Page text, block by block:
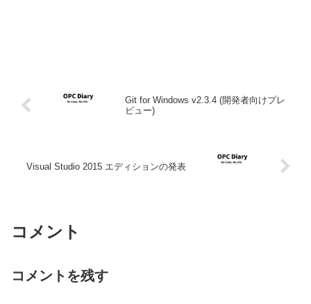
Git for Windows v2.3.4 (開発者向けプレ
ビュー)
Visual Studio 2015 エディションの発表
コメント
コメントを残す